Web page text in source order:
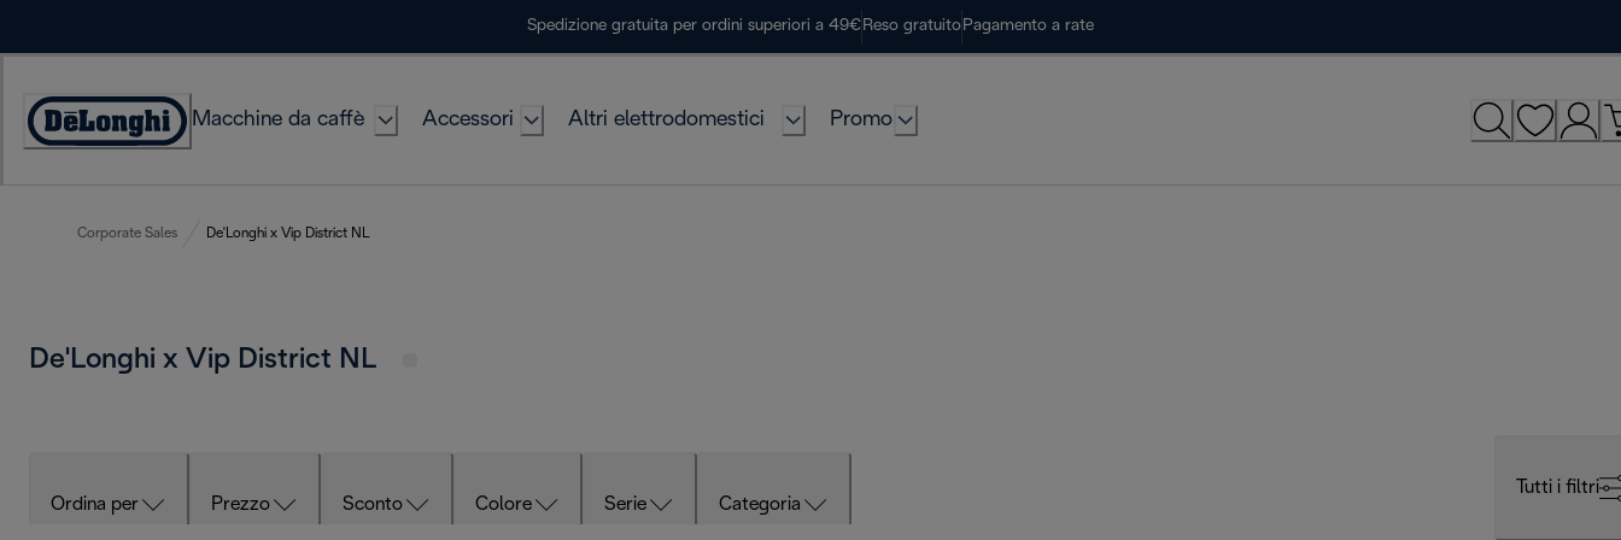
Spedizione gratuita per ordini superiori a 49€ Reso gratuito Pagamento a rate
Accessibility
Macchine da caffè Accessori Altri elettrodomestici Promo
Corporate Sales De'Longhi x Vip District NL
De'Longhi x Vip District NL
Ordina per Prezzo Sconto Colore Serie Categoria
Tutti i filtri